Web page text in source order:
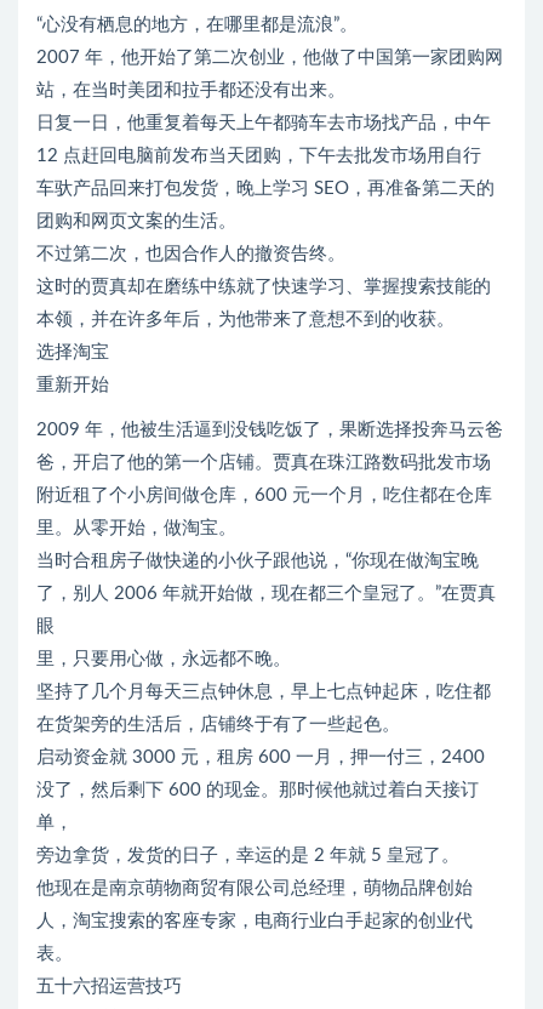
“心没有栖息的地方，在哪里都是流浪”。
2007 年，他开始了第二次创业，他做了中国第一家团购网
站，在当时美团和拉手都还没有出来。
日复一日，他重复着每天上午都骑车去市场找产品，中午
12 点赶回电脑前发布当天团购，下午去批发市场用自行
车驮产品回来打包发货，晚上学习 SEO，再准备第二天的
团购和网页文案的生活。
不过第二次，也因合作人的撤资告终。
这时的贾真却在磨练中练就了快速学习、掌握搜索技能的
本领，并在许多年后，为他带来了意想不到的收获。
选择淘宝
重新开始
2009 年，他被生活逼到没钱吃饭了，果断选择投奔马云爸
爸，开启了他的第一个店铺。贾真在珠江路数码批发市场
附近租了个小房间做仓库，600 元一个月，吃住都在仓库
里。从零开始，做淘宝。
当时合租房子做快递的小伙子跟他说，“你现在做淘宝晚
了，别人 2006 年就开始做，现在都三个皇冠了。”在贾真
眼
里，只要用心做，永远都不晚。
坚持了几个月每天三点钟休息，早上七点钟起床，吃住都
在货架旁的生活后，店铺终于有了一些起色。
启动资金就 3000 元，租房 600 一月，押一付三，2400
没了，然后剩下 600 的现金。那时候他就过着白天接订
单，
旁边拿货，发货的日子，幸运的是 2 年就 5 皇冠了。
他现在是南京萌物商贸有限公司总经理，萌物品牌创始
人，淘宝搜索的客座专家，电商行业白手起家的创业代
表。
五十六招运营技巧